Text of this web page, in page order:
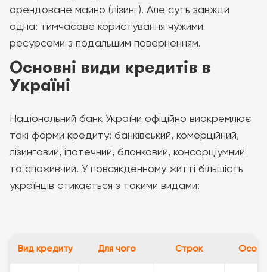
орендоване майно (лізинг). Але суть завжди
одна: тимчасове користування чужими
ресурсами з подальшим поверненням.
Основні види кредитів в
Україні
Національний банк України офіційно виокремлює
такі форми кредиту: банківський, комерційний,
лізинговий, іпотечний, бланковий, консорціумний
та споживчий. У повсякденному житті більшість
українців стикається з такими видами:
Вид кредиту Для чого Строк